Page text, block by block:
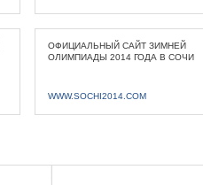
ОФИЦИАЛЬНЫЙ САЙТ ЗИМНЕЙ
ОЛИМПИАДЫ 2014 ГОДА В СОЧИ
WWW.SOCHI2014.COM